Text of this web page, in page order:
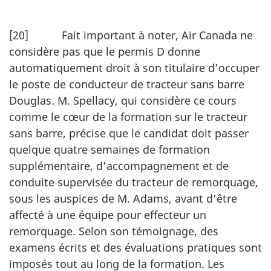
[20] Fait important à noter, Air Canada ne
considère pas que le permis D donne
automatiquement droit à son titulaire d’occuper
le poste de conducteur de tracteur sans barre
Douglas. M. Spellacy, qui considère ce cours
comme le cœur de la formation sur le tracteur
sans barre, précise que le candidat doit passer
quelque quatre semaines de formation
supplémentaire, d’accompagnement et de
conduite supervisée du tracteur de remorquage,
sous les auspices de M. Adams, avant d’être
affecté à une équipe pour effecteur un
remorquage. Selon son témoignage, des
examens écrits et des évaluations pratiques sont
imposés tout au long de la formation. Les